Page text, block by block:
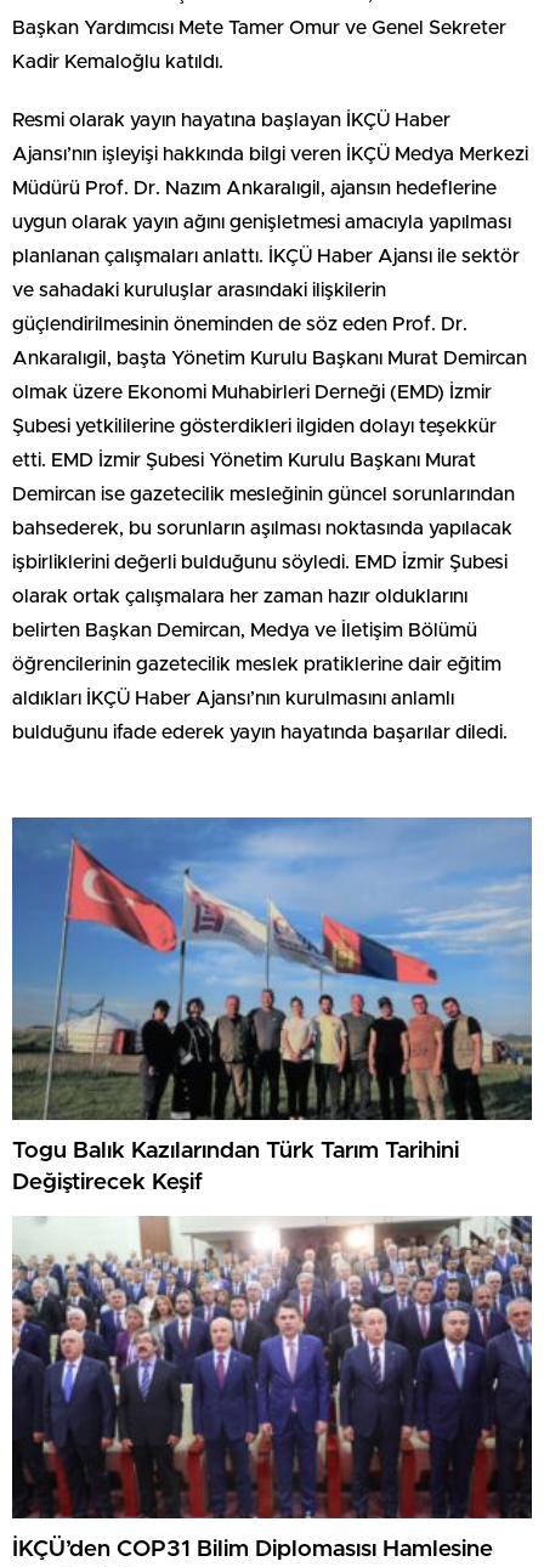
Başkan Yardımcısı Mete Tamer Omur ve Genel Sekreter
Kadir Kemaloğlu katıldı.
Resmi olarak yayın hayatına başlayan İKÇÜ Haber
Ajansı’nın işleyişi hakkında bilgi veren İKÇÜ Medya Merkezi
Müdürü Prof. Dr. Nazım Ankaralıgil, ajansın hedeflerine
uygun olarak yayın ağını genişletmesi amacıyla yapılması
planlanan çalışmaları anlattı. İKÇÜ Haber Ajansı ile sektör
ve sahadaki kuruluşlar arasındaki ilişkilerin
güçlendirilmesinin öneminden de söz eden Prof. Dr.
Ankaralıgil, başta Yönetim Kurulu Başkanı Murat Demircan
olmak üzere Ekonomi Muhabirleri Derneği (EMD) İzmir
Şubesi yetkililerine gösterdikleri ilgiden dolayı teşekkür
etti. EMD İzmir Şubesi Yönetim Kurulu Başkanı Murat
Demircan ise gazetecilik mesleğinin güncel sorunlarından
bahsederek, bu sorunların aşılması noktasında yapılacak
işbirliklerini değerli bulduğunu söyledi. EMD İzmir Şubesi
olarak ortak çalışmalara her zaman hazır olduklarını
belirten Başkan Demircan, Medya ve İletişim Bölümü
öğrencilerinin gazetecilik meslek pratiklerine dair eğitim
aldıkları İKÇÜ Haber Ajansı’nın kurulmasını anlamlı
bulduğunu ifade ederek yayın hayatında başarılar diledi.
Togu Balık Kazılarından Türk Tarım Tarihini
Değiştirecek Keşif
İKÇÜ’den COP31 Bilim Diplomasısı Hamlesine